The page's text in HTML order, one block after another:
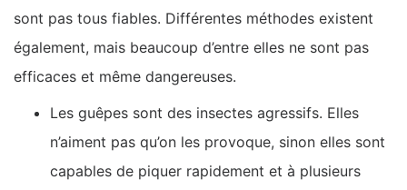
sont pas tous fiables. Différentes méthodes existent
également, mais beaucoup d’entre elles ne sont pas
efficaces et même dangereuses.
Les guêpes sont des insectes agressifs. Elles
n’aiment pas qu’on les provoque, sinon elles sont
capables de piquer rapidement et à plusieurs